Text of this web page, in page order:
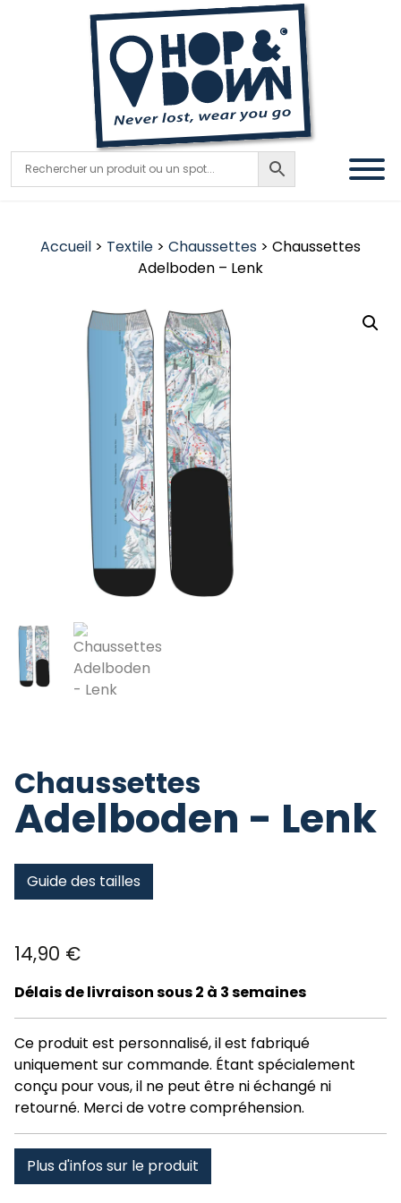
Accueil > Textile > Chaussettes > Chaussettes
Adelboden – Lenk
Chaussettes
Adelboden - Lenk
Guide des tailles
14,90 €
Délais de livraison sous 2 à 3 semaines
Ce produit est personnalisé, il est fabriqué
uniquement sur commande. Étant spécialement
conçu pour vous, il ne peut être ni échangé ni
retourné. Merci de votre compréhension.
Plus d'infos sur le produit